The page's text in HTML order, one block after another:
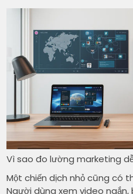
Vì sao đo lường marketing
Một chiến dịch nhỏ cũng có
Người dùng xem video